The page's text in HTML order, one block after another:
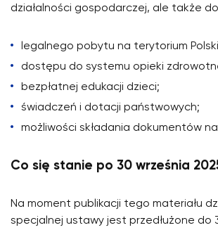
działalności gospodarczej, ale także
legalnego pobytu na terytorium
dostępu do systemu opieki
bezpłatnej edukacji dzieci;
świadczeń i dotacji państwowych;
możliwości składania dokumentów
Co się stanie po 30 września
Na moment publikacji tego materiału
specjalnej ustawy jest przedłużone do